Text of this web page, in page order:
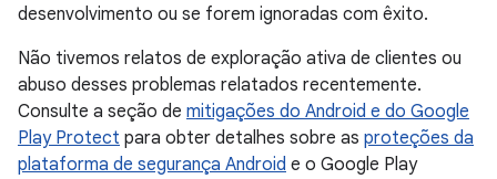
desenvolvimento ou se forem ignoradas com êxito.
Não tivemos relatos de exploração ativa de clientes ou
abuso desses problemas relatados recentemente.
Consulte a seção de mitigações do Android e do Google
Play Protect para obter detalhes sobre as proteções da
plataforma de segurança Android e o Google Play